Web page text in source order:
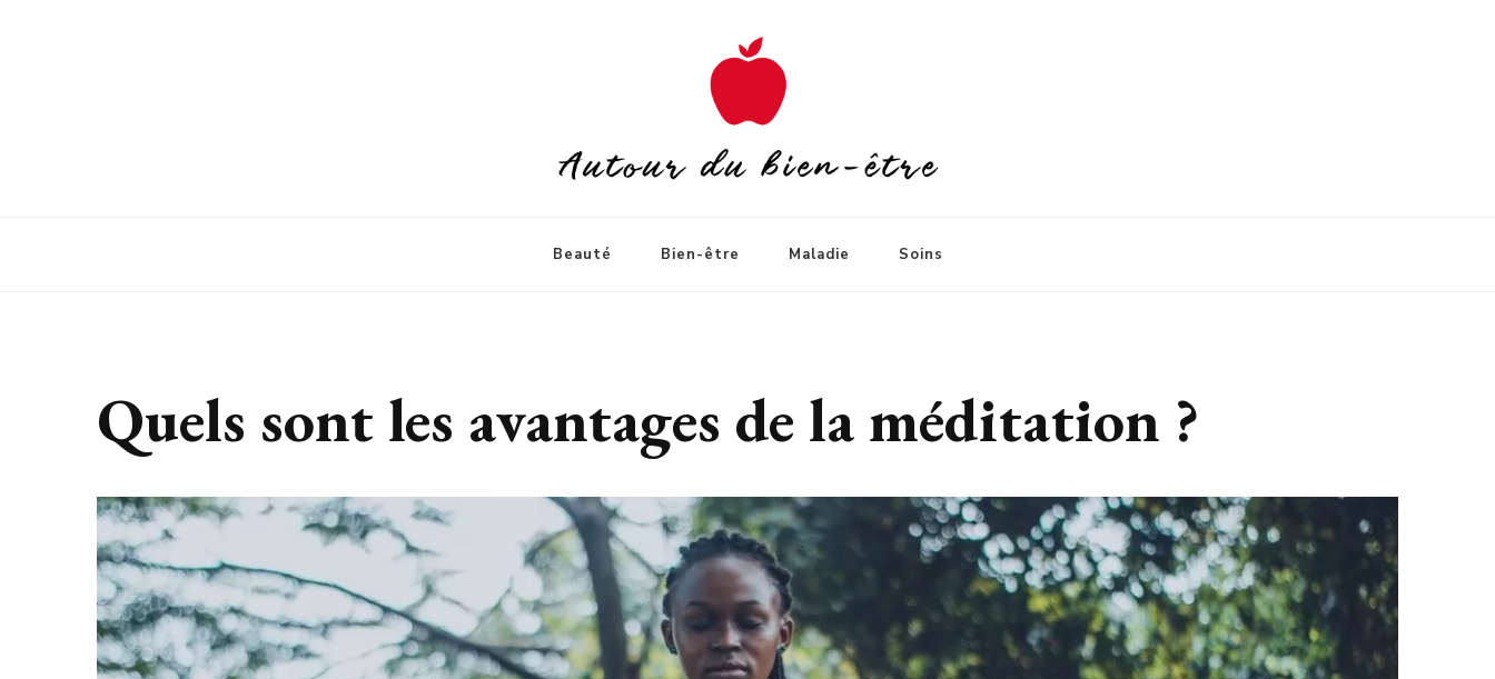
Beauté Bien-être Maladie Soins
Quels sont les avantages de la méditation ?